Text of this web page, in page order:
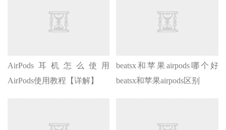
AirPods耳机怎么使用
AirPods使用教程【详解】
beatsx和苹果airpods哪个好
beatsx和苹果airpods区别